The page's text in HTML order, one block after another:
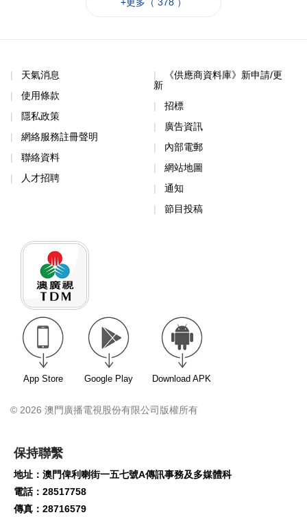
天氣消息
使用條款
隱私政策
網絡服務註冊聲明
聯絡資料
人才招聘
《供應商資料庫》新申請/更
新
招標
廣告資訊
內部電郵
網站地圖
通知
節目投稿
App Store Google Play Download APK
© 2026 澳門廣播電視股份有限公司版權所有
保持聯繫
地址：澳門俾利喇街一五七號A傳訊事務及多媒體科
電話：28517758
傳真：28716579